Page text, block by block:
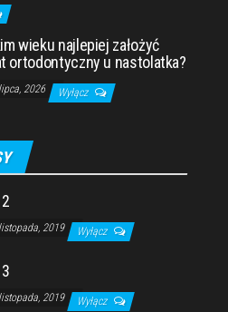
wieku najlepiej założyć
ortodontyczny u nastolatka?
2026 Wyłącz
2019 Wyłącz
2019 Wyłącz